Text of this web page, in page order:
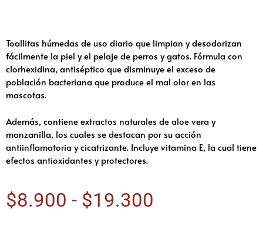
Toallitas húmedas de uso diario que limpian y desodorizan
fácilmente la piel y el pelaje de perros y gatos. Fórmula con
clorhexidina, antiséptico que disminuye el exceso de
población bacteriana que produce el mal olor en las
mascotas.
Además, contiene extractos naturales de aloe vera y
manzanilla, los cuales se destacan por su acción
antiinflamatoria y cicatrizante. Incluye vitamina E, la cual tiene
efectos antioxidantes y protectores.
$8.900 - $19.300